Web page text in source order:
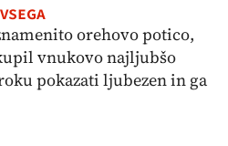
orehovo potico,
vnukovo najljubšo
pokazati ljubezen in ga